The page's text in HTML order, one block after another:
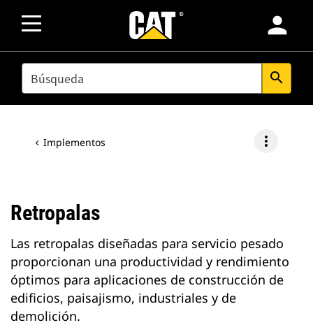
person
SEARCH search
Implementos more_vert
Retropalas
Las retropalas diseñadas para servicio pesado
proporcionan una productividad y rendimiento
óptimos para aplicaciones de construcción de
edificios, paisajismo, industriales y de
demolición.